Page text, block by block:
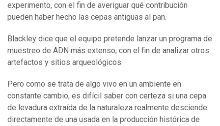
experimento, con el fin de averiguar qué contribución
pueden haber hecho las cepas antiguas al pan.
Blackley dice que el equipo pretende lanzar un programa de
muestreo de ADN más extenso, con el fin de analizar otros
artefactos y sitios arqueológicos.
Pero como se trata de algo vivo en un ambiente en
constante cambio, es difícil saber con certeza si una cepa
de levadura extraída de la naturaleza realmente desciende
directamente de una usada en la producción histórica de